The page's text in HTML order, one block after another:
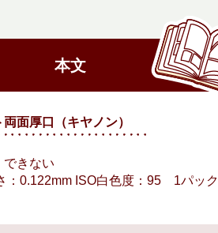
本文
面厚口（キヤノン）
できない
0.122mm ISO白色度：95 1パック